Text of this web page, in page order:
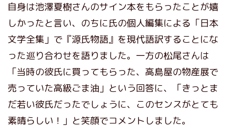
自身は池澤夏樹さんのサイン本をもらったことが嬉
しかったと言い、のちに氏の個人編集による「日本
文学全集」で『源氏物語』を現代語訳することにな
った巡り合わせを語りました。一方の松尾さんは
「当時の彼氏に買ってもらった、高島屋の物産展で
売っていた高級ごま油」という回答に、「きっとま
だ若い彼氏だったでしょうに、このセンスがとても
素晴らしい！」と笑顔でコメントしました。